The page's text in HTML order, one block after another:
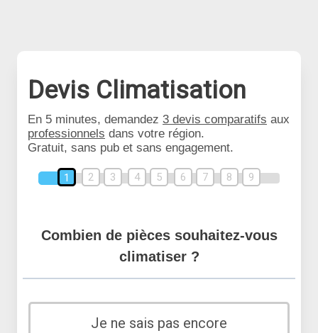
Devis Climatisation
En 5 minutes, demandez 3 devis comparatifs aux
professionnels dans votre région.
Gratuit, sans pub et sans engagement.
1 2 3 4 5 6 7 8 9
Combien de pièces souhaitez-vous
climatiser ?
Je ne sais pas encore